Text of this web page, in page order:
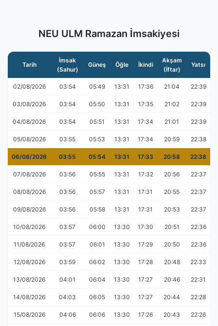
NEU ULM Ramazan İmsakiyesi
Tarih
İmsak
(Sahur)
Güneş Öğle İkindi
Akşam
(İftar)
Yatsı
02/08/2026 03:54 05:49 13:31 17:36 21:04 22:39
03/08/2026 03:54 05:50 13:31 17:35 21:02 22:39
04/08/2026 03:54 05:51 13:31 17:34 21:01 22:39
05/08/2026 03:55 05:53 13:31 17:34 20:59 22:38
06/08/2026 03:55 05:54 13:31 17:33 20:58 22:38
07/08/2026 03:56 05:55 13:31 17:32 20:56 22:37
08/08/2026 03:56 05:57 13:31 17:31 20:55 22:37
09/08/2026 03:56 05:58 13:31 17:31 20:53 22:37
10/08/2026 03:57 06:00 13:30 17:30 20:51 22:36
11/08/2026 03:57 06:01 13:30 17:29 20:50 22:36
12/08/2026 03:59 06:02 13:30 17:28 20:48 22:33
13/08/2026 04:01 06:04 13:30 17:27 20:46 22:31
14/08/2026 04:03 06:05 13:30 17:27 20:44 22:28
15/08/2026 04:06 06:06 13:30 17:26 20:43 22:26